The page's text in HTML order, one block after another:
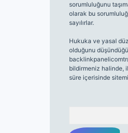
sorumluluğunu
olarak bu
sayılırlar.
Hukuka ve yasal
olduğunu
bildirmeniz halinde,
süre içerisinde